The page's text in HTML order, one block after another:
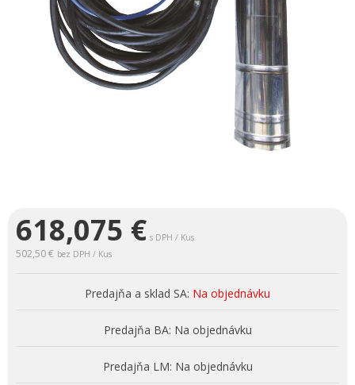
618,075 € s DPH / Kus
502,50 € bez DPH / Kus
Predajňa a sklad SA: Na objednávku
Predajňa BA: Na objednávku
Predajňa LM: Na objednávku